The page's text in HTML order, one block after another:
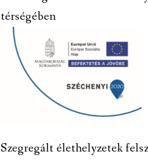
térségében
Szegregált élethelyzetek